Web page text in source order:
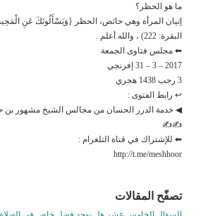
ما هو الحظر؟
إتيان المرأة وهي حائض، الحظر {وَيَسْأَلُونَكَ عَنِ
البقرة: 222) ، والله أعلم .
⬅ مجلس فتاوى الجمعة
2017 – 3 – 31 إفرنجي
3 رجب 1438 هجري
↩ رابط الفتوى :
◀ خدمة الدرر الحسان من مجالس الشيخ مشهور بن
✍✍
⬅ للإشتراك في قناة التلغرام :
http://t.me/meshhoor
تصفّح المقالات